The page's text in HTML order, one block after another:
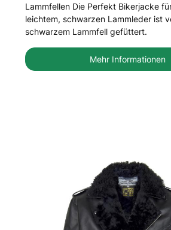
Lammfellen Die Perfekt Bikerjacke
leichtem, schwarzen Lammleder ist
schwarzem Lammfell gefüttert.
Mehr Informationen